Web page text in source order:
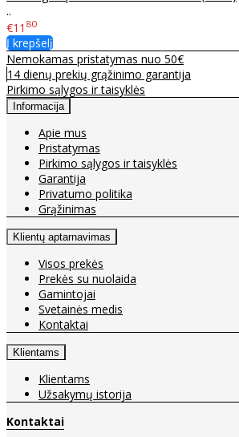
..
€11 80
Į krepšelį
Nemokamas pristatymas nuo 50€
14 dienų prekių grąžinimo garantija
Pirkimo sąlygos ir taisyklės
Informacija
Apie mus
Pristatymas
Pirkimo sąlygos ir taisyklės
Garantija
Privatumo politika
Grąžinimas
Klientų aptarnavimas
Visos prekės
Prekės su nuolaida
Gamintojai
Svetainės medis
Kontaktai
Klientams
Klientams
Užsakymų istorija
Kontaktai